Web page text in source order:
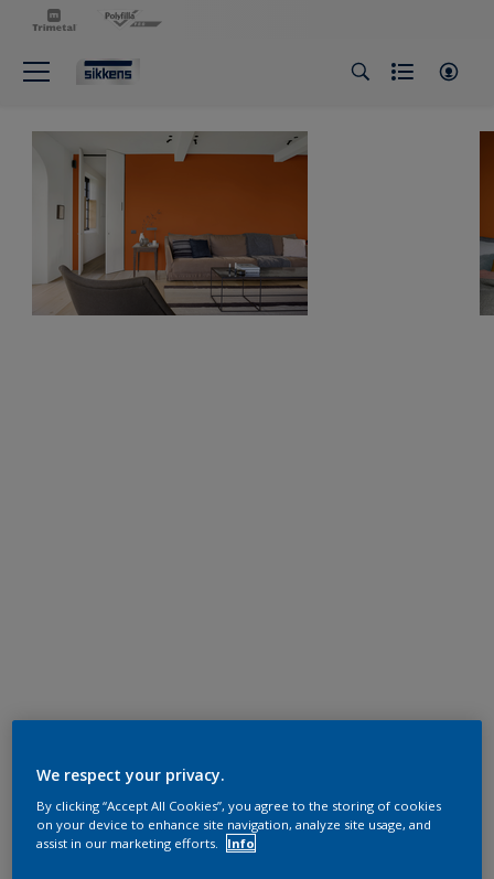
We respect your privacy.
By clicking “Accept All Cookies”, you agree to the storing of cookies
on your device to enhance site navigation, analyze site usage, and
assist in our marketing efforts.
Info